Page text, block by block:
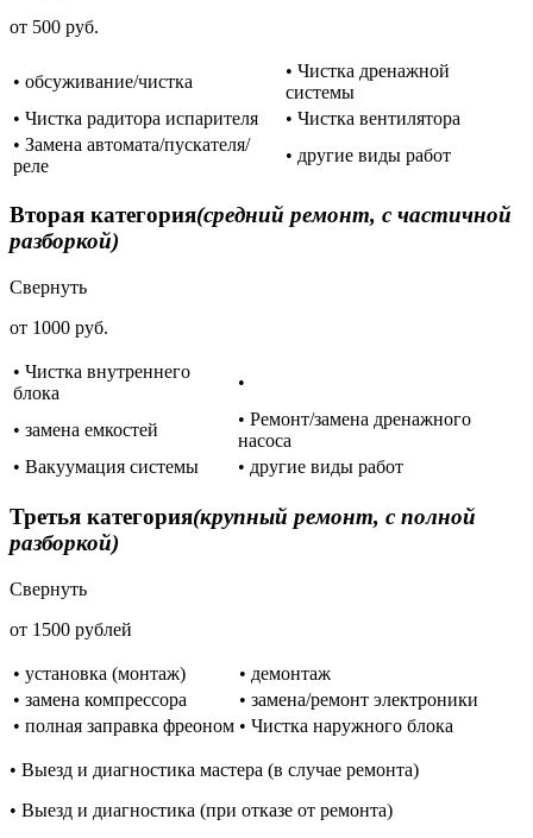
от 500 руб.
• обсуживание/чистка
• Чистка дренажной
системы
• Чистка радитора испарителя
• Чистка вентилятора
• Замена автомата/пускателя/
реле
• другие виды работ
Вторая категория(средний ремонт, с частичной
разборкой)
Свернуть
от 1000 руб.
• Чистка внутреннего
блока
•
• замена емкостей
• Ремонт/замена дренажного
насоса
• Вакуумация системы
• другие виды работ
Третья категория(крупный ремонт, с полной
разборкой)
Свернуть
от 1500 рублей
• установка (монтаж)
• демонтаж
• замена компрессора
• замена/ремонт электроники
• полная заправка фреоном • Чистка наружного блока
• Выезд и диагностика мастера (в случае ремонта)
• Выезд и диагностика (при отказе от ремонта)